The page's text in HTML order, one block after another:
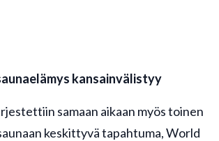
kansainvälistyy
samaan aikaan myös toinen
keskittyvä tapahtuma, World